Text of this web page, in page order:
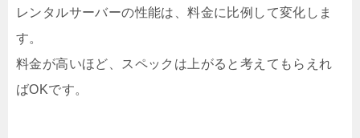
レンタルサーバーの性能は、料金に比例して変化しま
す。
料金が高いほど、スペックは上がると考えてもらえれ
ばOKです。